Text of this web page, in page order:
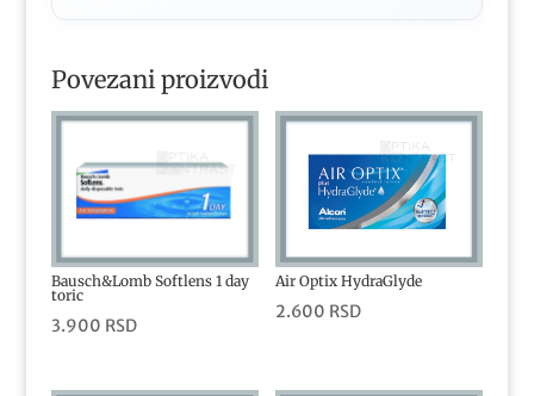
Povezani proizvodi
Bausch&Lomb Softlens 1 day
toric
3.900 RSD
Air Optix HydraGlyde
2.600 RSD